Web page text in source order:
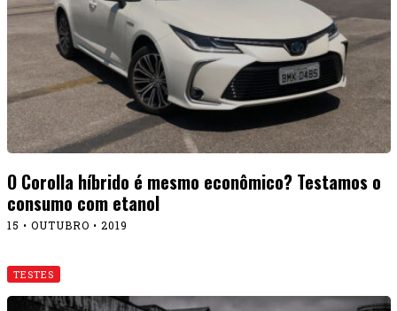
O Corolla híbrido é mesmo econômico? Testamos o
consumo com etanol
15 • OUTUBRO • 2019
TESTES